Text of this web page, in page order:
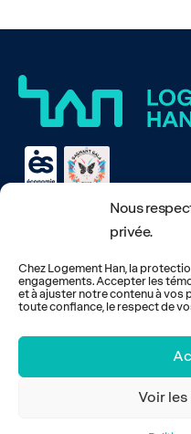
Nous
privée.
Chez Logement Han, la
engagements. Accepter les
et à ajuster notre contenu à vos
toute confiance, le respect de
Voir
FAQ
© 2025 Tous droits réservés
protection des